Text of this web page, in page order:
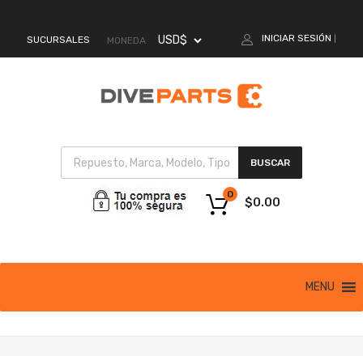
SUCURSALES MONEDA INICIAR SESIÓN
BUSCAR
$0.00
0
MENU